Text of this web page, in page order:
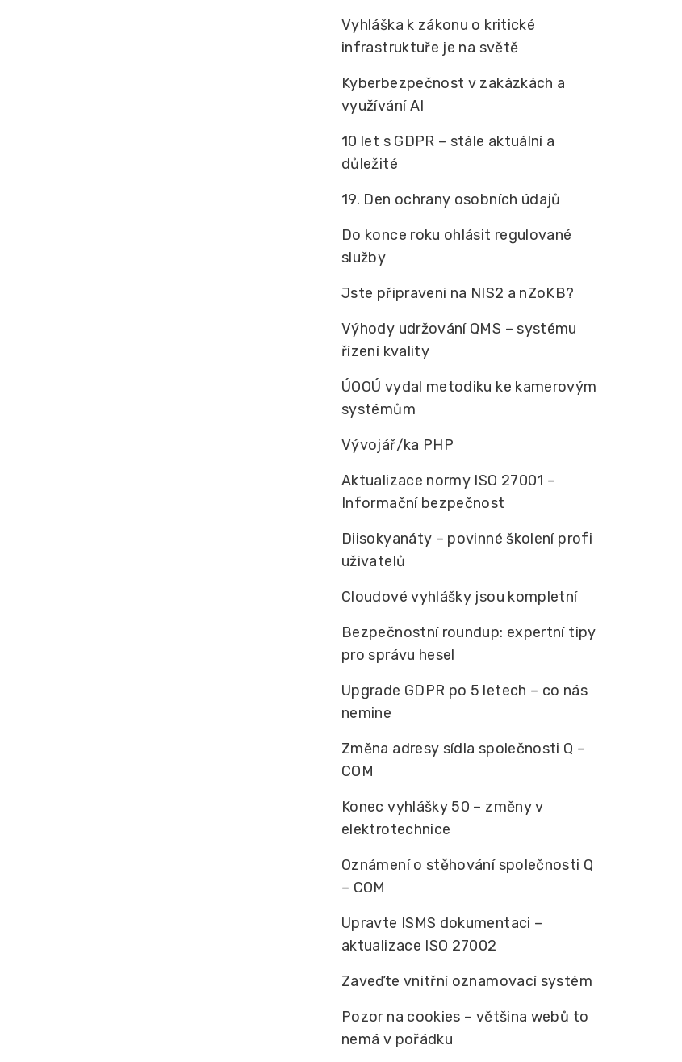
Vyhláška k zákonu o kritické
infrastruktuře je na světě
Kyberbezpečnost v zakázkách a
využívání AI
10 let s GDPR – stále aktuální a
důležité
19. Den ochrany osobních údajů
Do konce roku ohlásit regulované
služby
Jste připraveni na NIS2 a nZoKB?
Výhody udržování QMS – systému
řízení kvality
ÚOOÚ vydal metodiku ke kamerovým
systémům
Vývojář/ka PHP
Aktualizace normy ISO 27001 –
Informační bezpečnost
Diisokyanáty – povinné školení profi
uživatelů
Cloudové vyhlášky jsou kompletní
Bezpečnostní roundup: expertní tipy
pro správu hesel
Upgrade GDPR po 5 letech – co nás
nemine
Změna adresy sídla společnosti Q –
COM
Konec vyhlášky 50 – změny v
elektrotechnice
Oznámení o stěhování společnosti Q
– COM
Upravte ISMS dokumentaci –
aktualizace ISO 27002
Zaveďte vnitřní oznamovací systém
Pozor na cookies – většina webů to
nemá v pořádku